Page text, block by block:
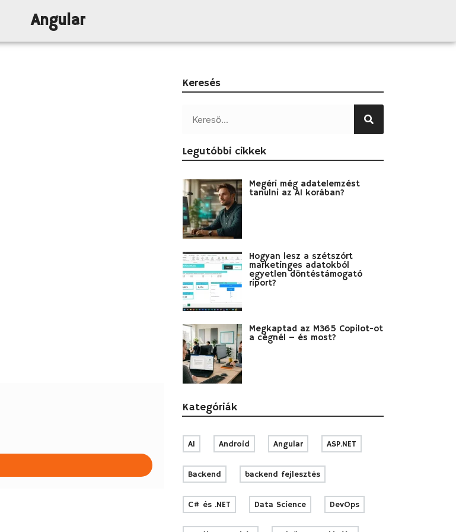
Angular
Keresés
Legutóbbi cikkek
Megéri még adatelemzést
tanulni az AI korában?
Hogyan lesz a szétszórt
marketinges adatokból
egyetlen döntéstámogató
riport?
Megkaptad az M365 Copilot-ot
a cégnél – és most?
Kategóriák
AI Android Angular ASP.NET
Backend backend fejlesztés
C# és .NET Data Science DevOps